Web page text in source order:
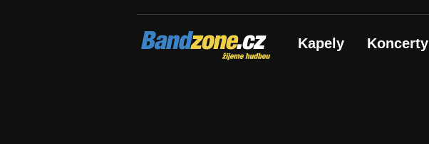
Bandzone.cz
žijeme hudbou Kapely Koncerty